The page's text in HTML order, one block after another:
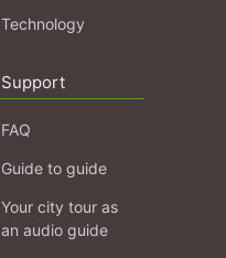
Technology
Support
FAQ
Guide to guide
Your city tour as
an audio guide